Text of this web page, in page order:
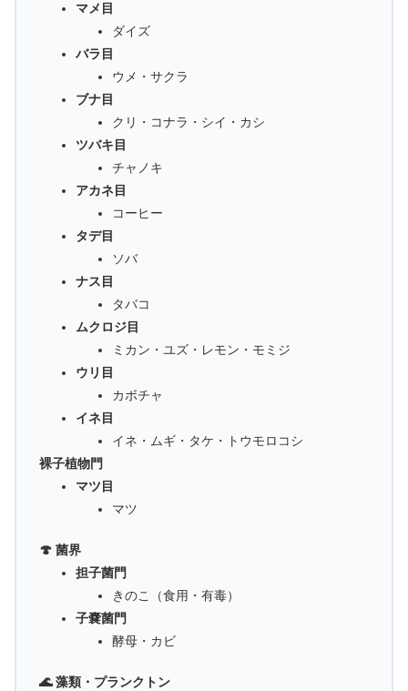
マメ目
ダイズ
バラ目
ウメ・サクラ
ブナ目
クリ・コナラ・シイ・カシ
ツバキ目
チャノキ
アカネ目
コーヒー
タデ目
ソバ
ナス目
タバコ
ムクロジ目
ミカン・ユズ・レモン・モミジ
ウリ目
カボチャ
イネ目
イネ・ムギ・タケ・トウモロコシ
裸子植物門
マツ目
マツ
🍄 菌界
担子菌門
きのこ（食用・有毒）
子嚢菌門
酵母・カビ
🌊 藻類・プランクトン